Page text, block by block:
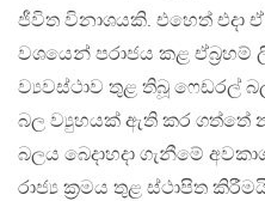
ජීවිත විනාශයකි. එහෙත් එදා ඒ
වශයෙන් පරාජය කළ
ව්‍යවස්ථාව තුළ තිබූ ෆෙඩරල්
බල ව්‍යුහයක් ඇති කර ගත්තේ
බලය බෙදාහදා ගැනීමේ
රාජ්‍ය ක‍්‍රමය තුළ ස්ථාපිත